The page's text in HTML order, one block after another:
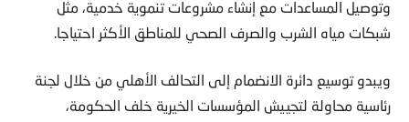
شبكات مياه الشرب والصرف الصحي للمناطق الأكثر احتياجا.
رئاسية محاولة لتجييش المؤسسات الخيرية خلف الحكومة،
ومساعدتها في ترويض غضب الناس وتحسين الخدمات المقدمة